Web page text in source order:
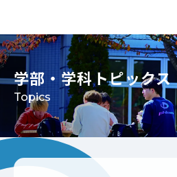
学部・学科トピックス
Topics